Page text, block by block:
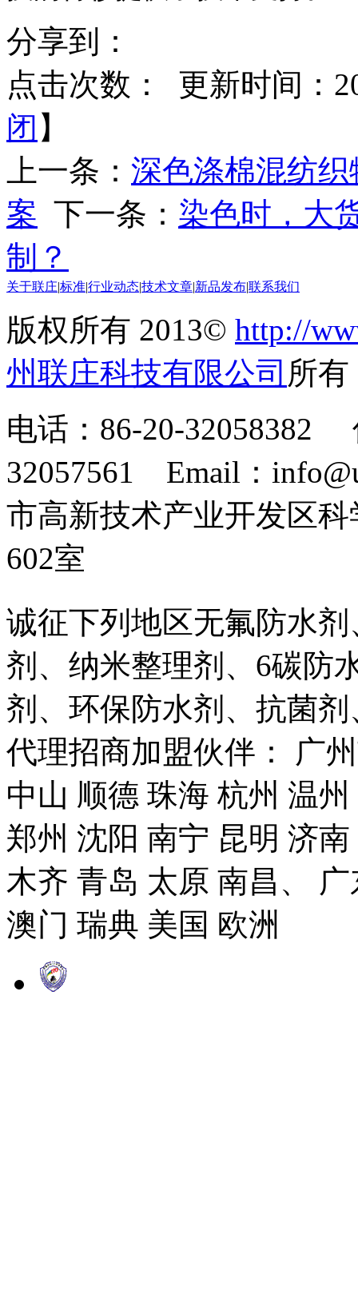
分享到：
点击次数：
更新时间：
闭 】
上一条： 深色涤棉混纺
案 下一条： 染色时，大
制？
关于联庄标准行业动态技术文章 新品发布联系我们
版权所有 2013© http://
州联庄科技有限公司 所
电话：86-20-32058382
32057561 Email：
市高新技术产业开发区
602室
诚征下列地区无氟防水
剂、纳米整理剂、6碳防
剂、环保防水剂、抗菌
代理招商加盟伙伴： 广
中山 顺德 珠海 杭州 温
郑州 沈阳 南宁 昆明 济
木齐 青岛 太原 南昌、
澳门 瑞典 美国 欧洲